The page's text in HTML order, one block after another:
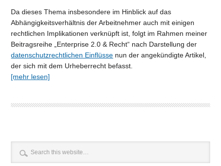
Da dieses Thema insbesondere im Hinblick auf das
Abhängigkeitsverhältnis der Arbeitnehmer auch mit einigen
rechtlichen Implikationen verknüpft ist, folgt im Rahmen meiner
Beitragsreihe „Enterprise 2.0 & Recht“ nach Darstellung der
datenschutzrechtlichen Einflüsse nun der angekündigte Artikel,
der sich mit dem Urheberrecht befasst.
[mehr lesen]